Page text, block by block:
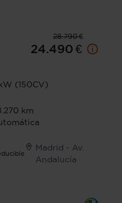
28.790 €
24.490 €
(150CV)
km
Madrid - Av.
Andalucía